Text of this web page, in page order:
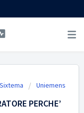
Uniemens
PERCHE’